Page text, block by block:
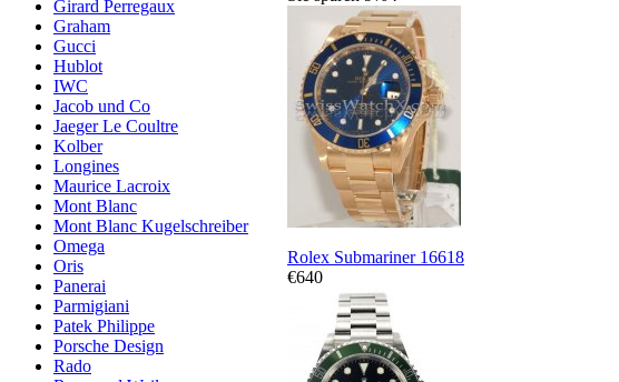
Girard Perregaux
Graham
Gucci
Hublot
IWC
Jacob und Co
Jaeger Le Coultre
Kolber
Longines
Maurice Lacroix
Mont Blanc
Mont Blanc Kugelschreiber
Omega
Oris
Panerai
Parmigiani
Patek Philippe
Porsche Design
Rado
Rolex Submariner 16618
€640